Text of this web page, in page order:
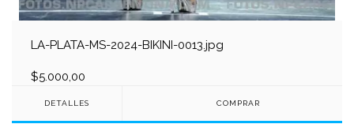
LA-PLATA-MS-2024-BIKINI-0013.jpg
$5.000,00
DETALLES